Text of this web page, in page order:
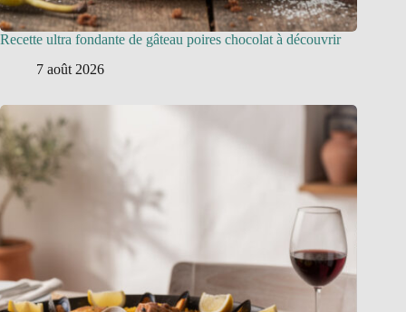
Recette ultra fondante de gâteau poires chocolat à découvrir
7 août 2026